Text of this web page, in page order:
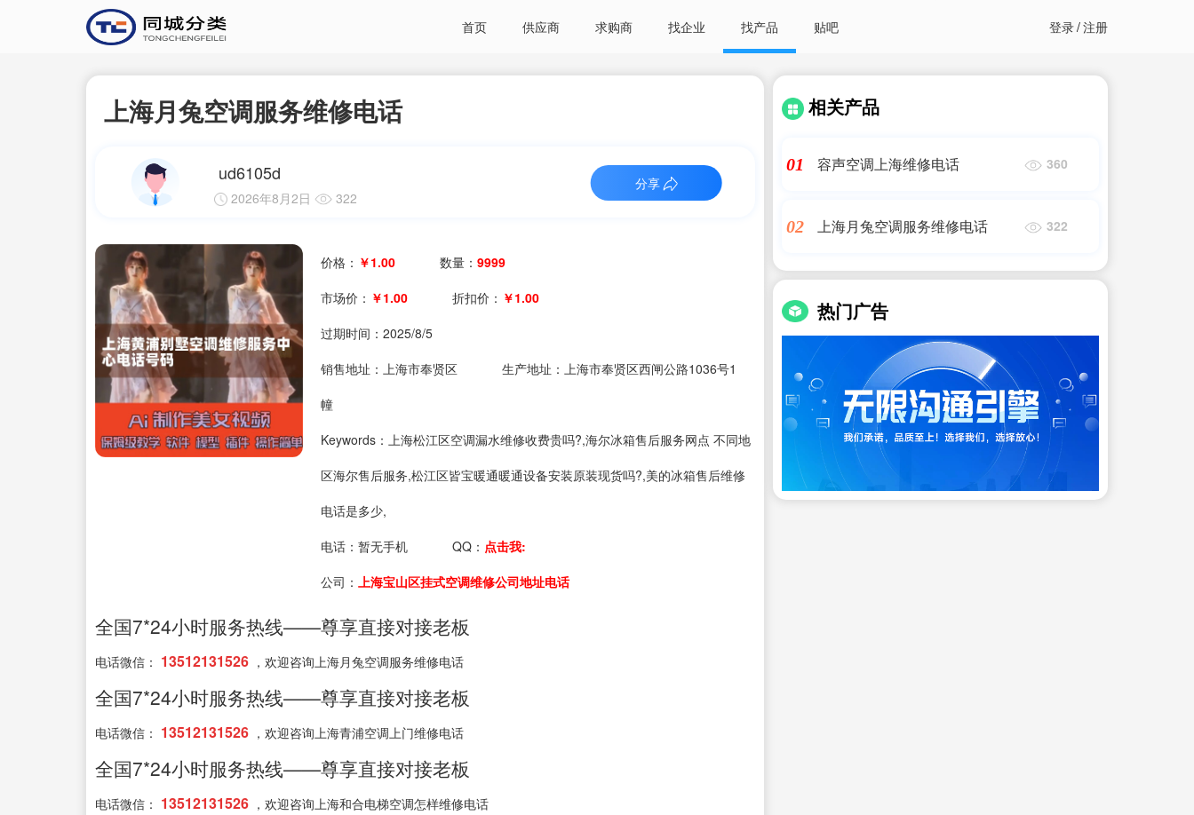
首页 供应商 求购商 找企业 找产品 贴吧 登录/注册
上海月兔空调服务维修电话
ud6105d
2026年8月2日 322
分享
价格： ￥1.00 数量：9999
市场价： ￥1.00 折扣价： ￥1.00
过期时间：2025/8/5
销售地址：上海市奉贤区
生产地址：上海市奉贤区西闸公路1036号1
幢
Keywords：上海松江区空调漏水维修收费贵吗?,海尔冰箱售后服务网点 不同地
区海尔售后服务,松江区皆宝暖通暖通设备安装原装现货吗?,美的冰箱售后维修
电话是多少,
电话：暂无手机 QQ： 点击我:
公司：上海宝山区挂式空调维修公司地址电话
全国7*24小时服务热线——尊享直接对接老板
电话微信： 13512131526 ，欢迎咨询上海月兔空调服务维修电话
全国7*24小时服务热线——尊享直接对接老板
电话微信： 13512131526 ，欢迎咨询上海青浦空调上门维修电话
全国7*24小时服务热线——尊享直接对接老板
电话微信： 13512131526 ，欢迎咨询上海和合电梯空调怎样维修电话
相关产品
01 容声空调上海维修电话 360
02 上海月兔空调服务维修电话 322
热门广告